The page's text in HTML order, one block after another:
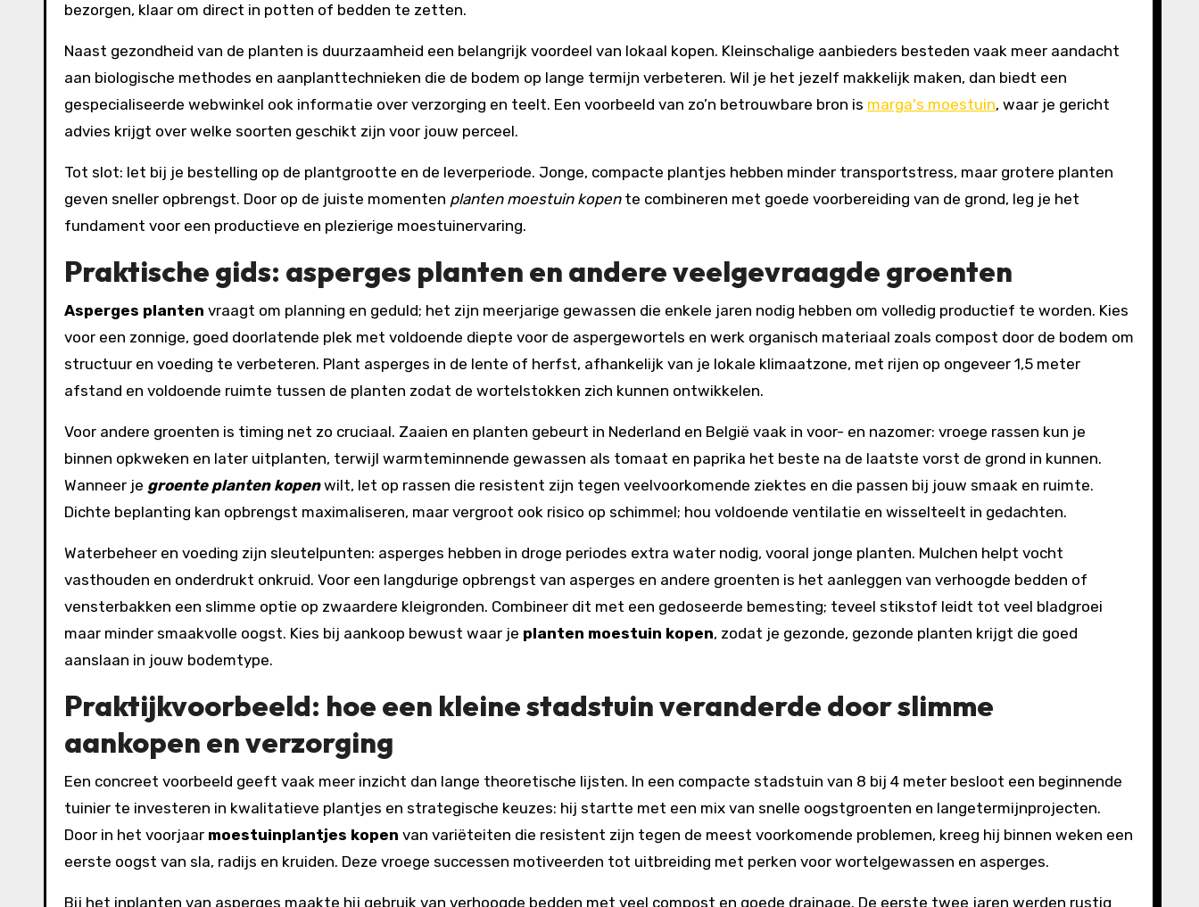
bezorgen, klaar om direct in potten of bedden te zetten.
Naast gezondheid van de planten is duurzaamheid een belangrijk voordeel van lokaal kopen. Kleinschalige aanbieders besteden vaak meer aandacht
aan biologische methodes en aanplanttechnieken die de bodem op lange termijn verbeteren. Wil je het jezelf makkelijk maken, dan biedt een
gespecialiseerde webwinkel ook informatie over verzorging en teelt. Een voorbeeld van zo’n betrouwbare bron is marga's moestuin, waar je gericht
advies krijgt over welke soorten geschikt zijn voor jouw perceel.
Tot slot: let bij je bestelling op de plantgrootte en de leverperiode. Jonge, compacte plantjes hebben minder transportstress, maar grotere planten
geven sneller opbrengst. Door op de juiste momenten planten moestuin kopente combineren met goede voorbereiding van de grond, leg je het
fundament voor een productieve en plezierige moestuinervaring.
Praktische gids: asperges planten en andere veelgevraagde groenten
Asperges planten vraagt om planning en geduld; het zijn meerjarige gewassen die enkele jaren nodig hebben om volledig productief te worden. Kies
voor een zonnige, goed doorlatende plek met voldoende diepte voor de aspergewortels en werk organisch materiaal zoals compost door de bodem om
structuur en voeding te verbeteren. Plant asperges in de lente of herfst, afhankelijk van je lokale klimaatzone, met rijen op ongeveer 1,5 meter
afstand en voldoende ruimte tussen de planten zodat de wortelstokken zich kunnen ontwikkelen.
Voor andere groenten is timing net zo cruciaal. Zaaien en planten gebeurt in Nederland en België vaak in voor- en nazomer: vroege rassen kun je
binnen opkweken en later uitplanten, terwijl warmteminnende gewassen als tomaat en paprika het beste na de laatste vorst de grond in kunnen.
Wanneer je groente planten kopenwilt, let op rassen die resistent zijn tegen veelvoorkomende ziektes en die passen bij jouw smaak en ruimte.
Dichte beplanting kan opbrengst maximaliseren, maar vergroot ook risico op schimmel; hou voldoende ventilatie en wisselteelt in gedachten.
Waterbeheer en voeding zijn sleutelpunten: asperges hebben in droge periodes extra water nodig, vooral jonge planten. Mulchen helpt vocht
vasthouden en onderdrukt onkruid. Voor een langdurige opbrengst van asperges en andere groenten is het aanleggen van verhoogde bedden of
vensterbakken een slimme optie op zwaardere kleigronden. Combineer dit met een gedoseerde bemesting; teveel stikstof leidt tot veel bladgroei
maar minder smaakvolle oogst. Kies bij aankoop bewust waar je planten moestuin kopen, zodat je gezonde, gezonde planten krijgt die goed
aanslaan in jouw bodemtype.
Praktijkvoorbeeld: hoe een kleine stadstuin veranderde door slimme
aankopen en verzorging
Een concreet voorbeeld geeft vaak meer inzicht dan lange theoretische lijsten. In een compacte stadstuin van 8 bij 4 meter besloot een beginnende
tuinier te investeren in kwalitatieve plantjes en strategische keuzes: hij startte met een mix van snelle oogstgroenten en langetermijnprojecten.
Door in het voorjaar moestuinplantjes kopen van variëteiten die resistent zijn tegen de meest voorkomende problemen, kreeg hij binnen weken een
eerste oogst van sla, radijs en kruiden. Deze vroege successen motiveerden tot uitbreiding met perken voor wortelgewassen en asperges.
Bij het inplanten van asperges maakte hij gebruik van verhoogde bedden met veel compost en goede drainage. De eerste twee jaren werden rustig